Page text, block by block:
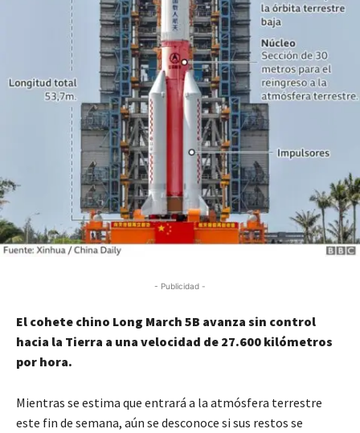
- Publicidad -
El cohete chino Long March 5B avanza sin control
hacia la Tierra a una velocidad de 27.600 kilómetros
por hora.
Mientras se estima que entrará a la atmósfera terrestre
este fin de semana, aún se desconoce si sus restos se